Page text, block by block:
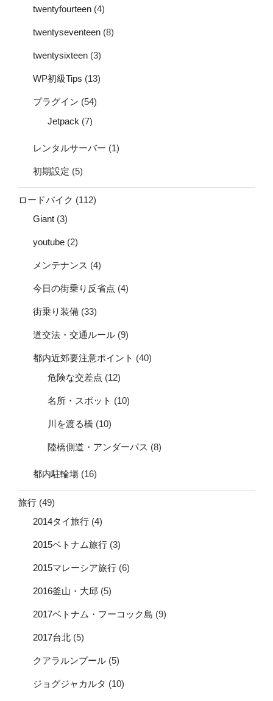
twentyfourteen (4)
twentyseventeen (8)
twentysixteen (3)
WP初級Tips (13)
プラグイン (54)
Jetpack (7)
レンタルサーバー (1)
初期設定 (5)
ロードバイク (112)
Giant (3)
youtube (2)
メンテナンス (4)
今日の街乗り反省点 (4)
街乗り装備 (33)
道交法・交通ルール (9)
都内近郊要注意ポイント (40)
危険な交差点 (12)
名所・スポット (10)
川を渡る橋 (10)
陸橋側道・アンダーパス (8)
都内駐輪場 (16)
旅行 (49)
2014タイ旅行 (4)
2015ベトナム旅行 (3)
2015マレーシア旅行 (6)
2016釜山・大邱 (5)
2017ベトナム・フーコック島 (9)
2017台北 (5)
クアラルンプール (5)
ジョグジャカルタ (10)